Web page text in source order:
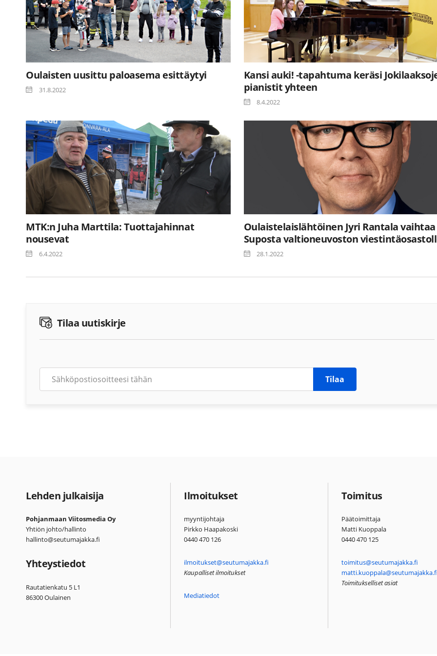
Oulaisten uusittu paloasema esittäytyi
31.8.2022
Kansi auki! -tapahtuma keräsi
pianistit yhteen
8.4.2022
MTK:n Juha Marttila: Tuottajahinnat
nousevat
6.4.2022
Oulaistelaislähtöinen Jyri Rantala vaihtaa
Suposta valtioneuvoston
28.1.2022
Tilaa uutiskirje
Tilaa
Lehden julkaisija
Pohjanmaan Viitosmedia Oy
Yhtiön johto/hallinto
hallinto@seutumajakka.fi
Yhteystiedot
Rautatienkatu 5 L1
86300 Oulainen
Ilmoitukset
myyntijohtaja
Pirkko Haapakoski
0440 470 126
ilmoitukset@seutumajakka.fi
Kaupalliset ilmoitukset
Mediatiedot
Toimitus
Päätoimittaja
Matti Kuoppala
0440 470 125
toimitus@seutumajakka.fi
Toimitukselliset asiat